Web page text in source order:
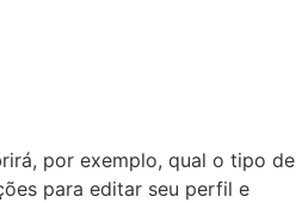
por exemplo, qual o tipo de
para editar seu perfil e